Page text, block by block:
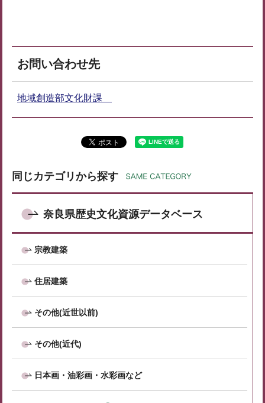
お問い合わせ先
地域創造部文化財課
同じカテゴリから探す
奈良県歴史文化資源データベース
宗教建築
住居建築
その他(近世以前)
その他(近代)
日本画・油彩画・水彩画など